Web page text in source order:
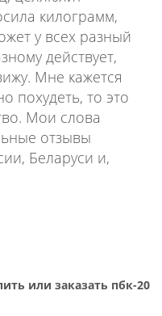
килограмм,
у всех разный
действует,
Мне кажется
похудеть, то это
Мои слова
отзывы
Беларуси и,
или заказать пбк-20